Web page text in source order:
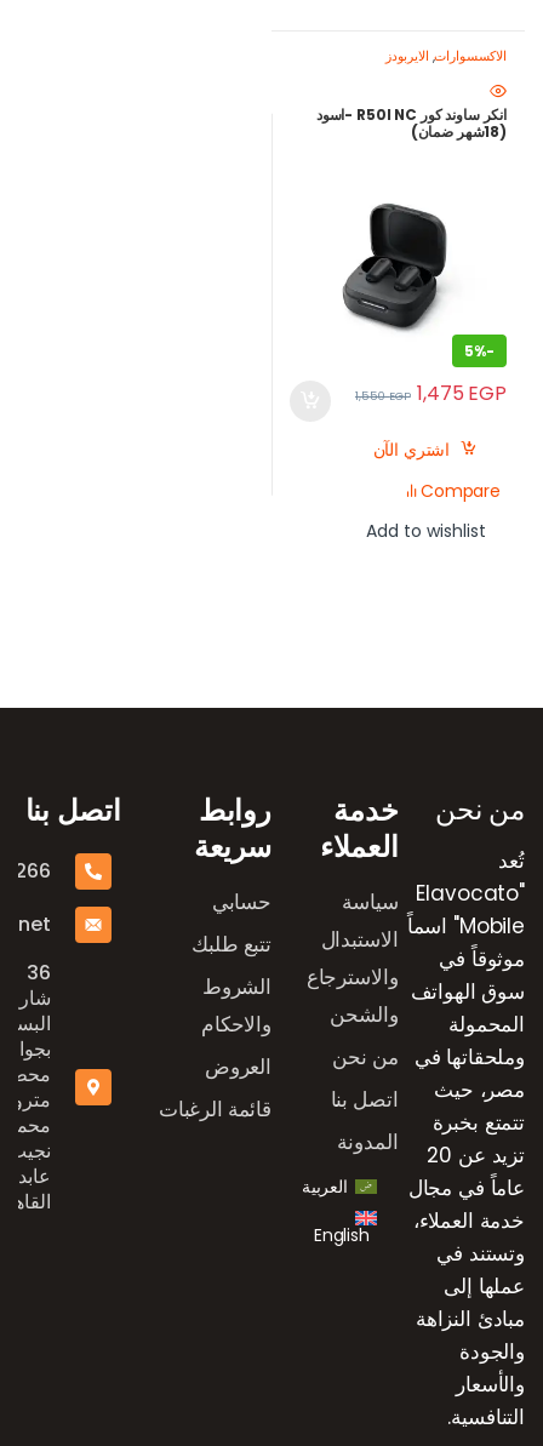
الاكسسوارات, الايربودز
انكر ساوند كور R50I NC -اسود
(18شهر ضمان)
-
5%
1,475 EGP
1,550EGP
اشتري الآن
Compare
Add to wishlist
من نحن
تُعد
"Elavocato
Mobile" اسماً
موثوقاً في
سوق الهواتف
المحمولة
وملحقاتها في
مصر، حيث
تتمتع بخبرة
تزيد عن 20
عاماً في مجال
خدمة العملاء،
وتستند في
عملها إلى
مبادئ النزاهة
والجودة
والأسعار
التنافسية.
خدمة
العملاء
سياسة
الاستبدال
والاسترجاع
والشحن
من نحن
اتصل بنا
المدونة
العربية
English
روابط
سريعة
حسابي
تتبع طلبك
الشروط
والاحكام
العروض
قائمة الرغبات
اتصل بنا
36
شارع
بجوار
محطة
مترو
محمد
نجيب،